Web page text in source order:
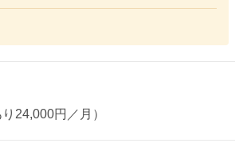
24,000円／月）